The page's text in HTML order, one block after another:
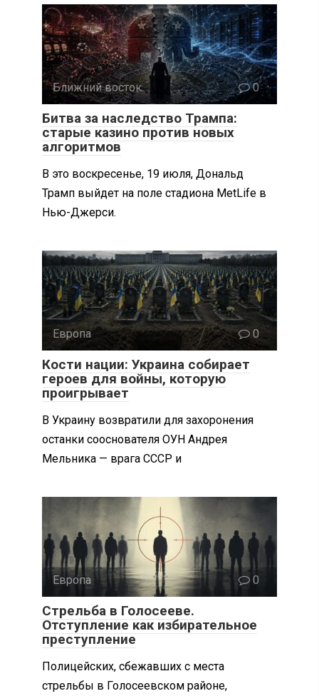
Ближний восток 0
Битва за наследство Трампа:
старые казино против новых
алгоритмов
В это воскресенье, 19 июля, Дональд
Трамп выйдет на поле стадиона MetLife в
Нью-Джерси.
Европа 0
Кости нации: Украина собирает
героев для войны, которую
проигрывает
В Украину возвратили для захоронения
останки сооснователя ОУН Андрея
Мельника — врага СССР и
Европа 0
Стрельба в Голосееве.
Отступление как избирательное
преступление
Полицейских, сбежавших с места
стрельбы в Голосеевском районе,